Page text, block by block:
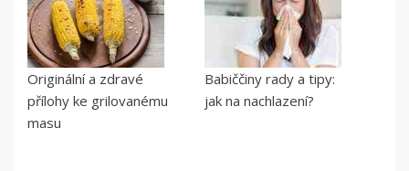
Originální a zdravé
přílohy ke grilovanému
masu
Babiččiny rady a tipy:
jak na nachlazení?